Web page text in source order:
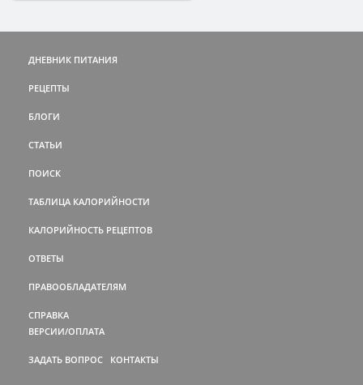
ДНЕВНИК ПИТАНИЯ
РЕЦЕПТЫ
БЛОГИ
СТАТЬИ
ПОИСК
ТАБЛИЦА КАЛОРИЙНОСТИ
КАЛОРИЙНОСТЬ РЕЦЕПТОВ
ОТВЕТЫ
ПРАВООБЛАДАТЕЛЯМ
СПРАВКА
ВЕРСИИ/ОПЛАТА
ЗАДАТЬ ВОПРОС КОНТАКТЫ